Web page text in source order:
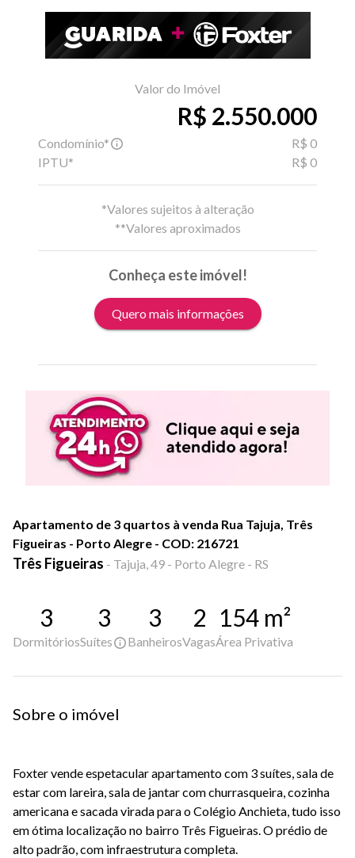
Valor do Imóvel
R$ 2.550.000
Condomínio*
R$ 0
IPTU*
R$ 0
*Valores sujeitos à alteração
**Valores aproximados
Conheça este imóvel!
Quero mais informações
Apartamento de 3 quartos à venda Rua Tajuja, Três
Figueiras - Porto Alegre - COD: 216721
Três Figueiras - Tajuja, 49 - Porto Alegre - RS
3
Dormitórios
3
Suítes
3
Banheiros
2
Vagas
154 m²
Área Privativa
Sobre o imóvel
Foxter vende espetacular apartamento com 3 suítes, sala de
estar com lareira, sala de jantar com churrasqueira, cozinha
americana e sacada virada para o Colégio Anchieta, tudo isso
em ótima localização no bairro Três Figueiras. O prédio de
alto padrão, com infraestrutura completa.